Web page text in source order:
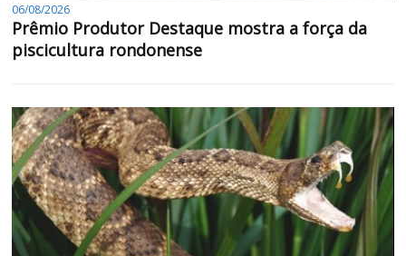
06/08/2026
Prêmio Produtor Destaque mostra a força da
piscicultura rondonense